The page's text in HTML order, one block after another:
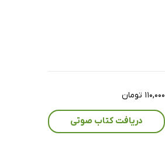
۱۱۰,۰۰۰ تومان
دریافت کتاب صوتی